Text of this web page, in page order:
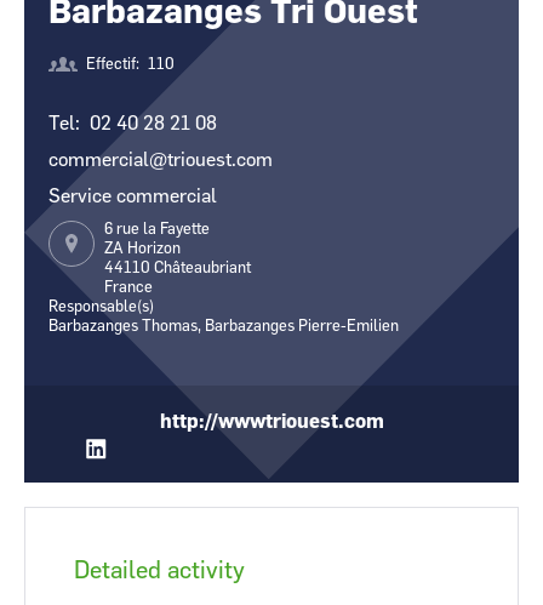
CCI Business
Pays de la Loire
CCI Business
CCI Business
Pays de la Loire
Barbazanges Tri Ouest
Effectif 110
Tel
02 40 28 21 08
commercial@triouest.com
Service commercial
6 rue la Fayette
ZA Horizon
44110 Châteaubriant
France
Responsable(s)
Barbazanges Thomas, Barbazanges Pierre-Emilien
http://wwwtriouest.com
Detailed activity